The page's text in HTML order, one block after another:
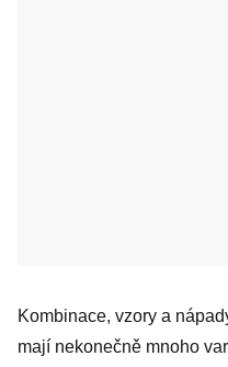
Kombinace, vzory a
mají nekonečně mnoho